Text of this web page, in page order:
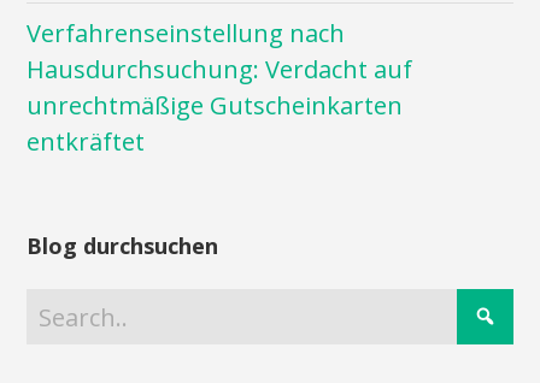
Verfahrenseinstellung nach
Hausdurchsuchung: Verdacht auf
unrechtmäßige Gutscheinkarten
entkräftet
Blog durchsuchen